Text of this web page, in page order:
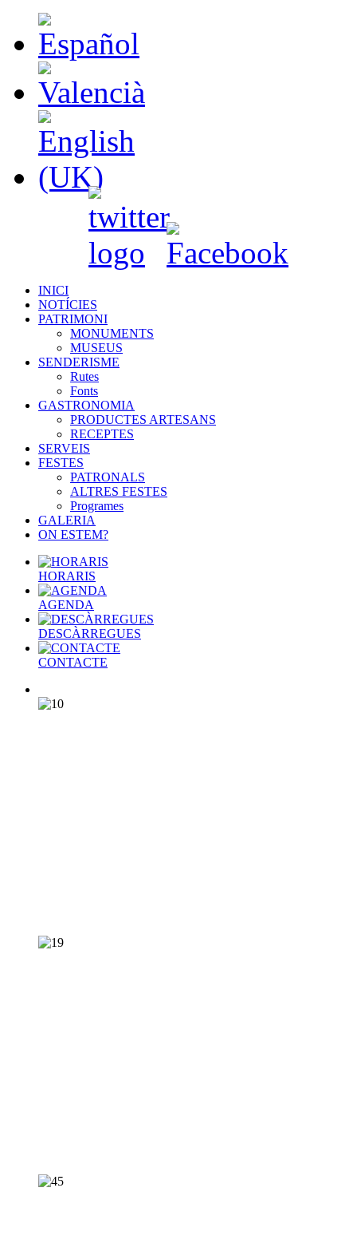
INICI
NOTÍCIES
PATRIMONI
MONUMENTS
MUSEUS
SENDERISME
Rutes
Fonts
GASTRONOMIA
PRODUCTES ARTESANS
RECEPTES
SERVEIS
FESTES
PATRONALS
ALTRES FESTES
Programes
GALERIA
ON ESTEM?
HORARIS
AGENDA
DESCÀRREGUES
CONTACTE